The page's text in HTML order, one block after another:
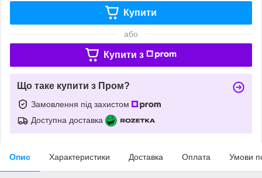
Купити
або
Купити з
Що таке купити з Пром?
Замовлення під захистом
Доступна доставка
Опис Характеристики Доставка Оплата Умови